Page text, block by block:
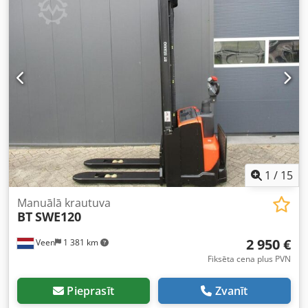
Kravnesība: 1200 kg TIKAI 573 DARBA STUNDAS! DARBOJAS
KĀ JAUNS! JAUNAS AKUMULATORU ŠŪNAS 24 V 3PzB 225
Ah ar centrālo uzpildes sistēmu, 220 V augstfrekvences
lādētājs, dupleksa brīvā pacelšanas sistēma, brīvais
pacelšanas augstums, dakšas 1150 x 570 mm, atsevišķi
dakšu riteņi, salokāma platforma.
1 / 15
Veen 1 381 km
Manuālā krautuva
BTSWE120
2 950 €
Fiksēta cena plus PVN
Pieprasīt Zvanīt